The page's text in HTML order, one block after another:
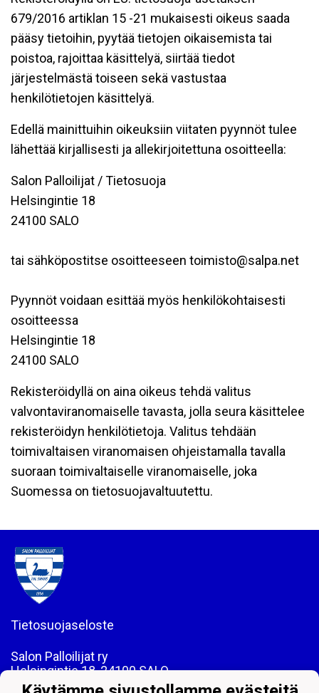
679/2016 artiklan 15 -21 mukaisesti oikeus saada
pääsy tietoihin, pyytää tietojen oikaisemista tai
poistoa, rajoittaa käsittelyä, siirtää tiedot
järjestelmästä toiseen sekä vastustaa
henkilötietojen käsittelyä.
Edellä mainittuihin oikeuksiin viitaten pyynnöt tulee
lähettää kirjallisesti ja allekirjoitettuna osoitteella:
Salon Palloilijat / Tietosuoja
Helsingintie 18
24100 SALO
tai sähköpostitse osoitteeseen toimisto@salpa.net
Pyynnöt voidaan esittää myös henkilökohtaisesti
osoitteessa
Helsingintie 18
24100 SALO
Rekisteröidyllä on aina oikeus tehdä valitus
valvontaviranomaiselle tavasta, jolla seura käsittelee
rekisteröidyn henkilötietoja. Valitus tehdään
toimivaltaisen viranomaisen ohjeistamalla tavalla
suoraan toimivaltaiselle viranomaiselle, joka
Suomessa on tietosuojavaltuutettu.
Tietosuojaseloste
Salon Palloilijat ry
Helsingintie 18, 24100 SALO
Puh: 044 - 7060234